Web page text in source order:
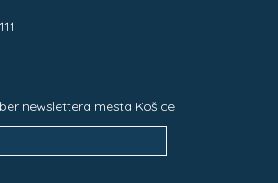
newslettera mesta Košice: